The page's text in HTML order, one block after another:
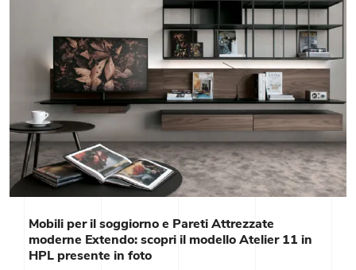
Mobili per il soggiorno e Pareti Attrezzate
moderne Extendo: scopri il modello Atelier 11 in
HPL presente in foto